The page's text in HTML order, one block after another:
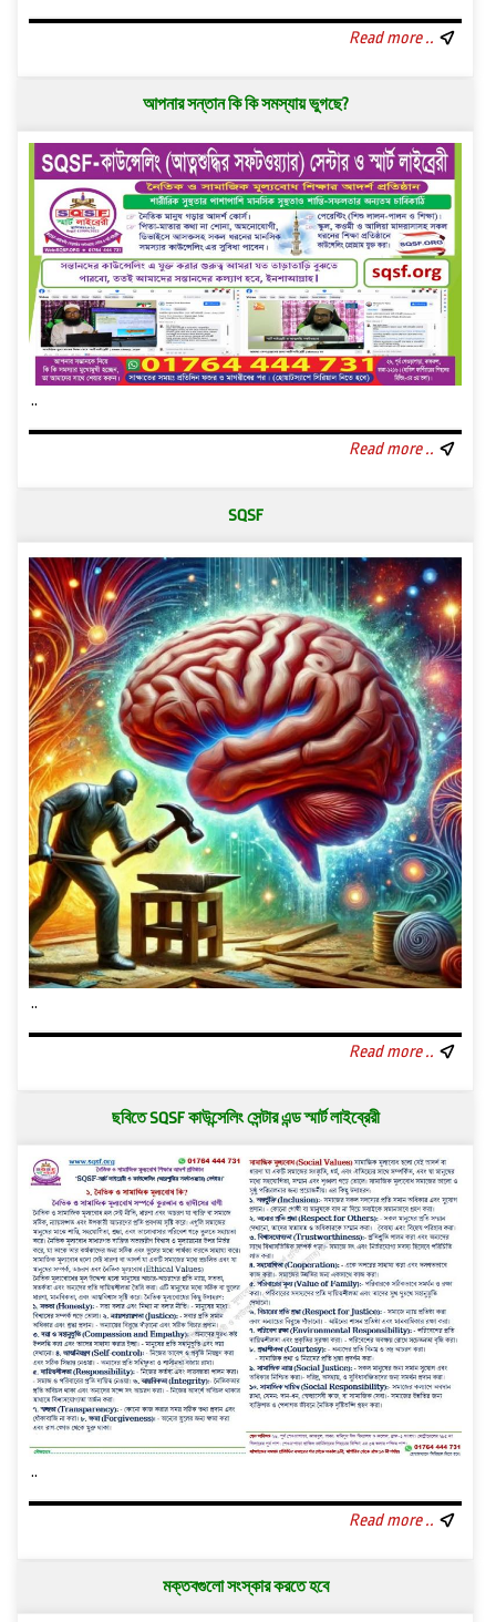
Read more ..
আপনার সন্তান কি কি সমস্যায় ভুগছে?
..
Read more ..
SQSF
..
Read more ..
ছবিতে SQSF কাউন্সেলিং সেন্টার এন্ড স্মার্ট লাইব্রেরী
..
Read more ..
মক্তবগুলো সংস্কার করতে হবে